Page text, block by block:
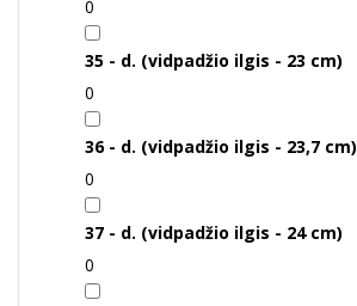
0
35 - d. (vidpadžio ilgis - 23 cm)
0
36 - d. (vidpadžio ilgis - 23,7 cm)
0
37 - d. (vidpadžio ilgis - 24 cm)
0